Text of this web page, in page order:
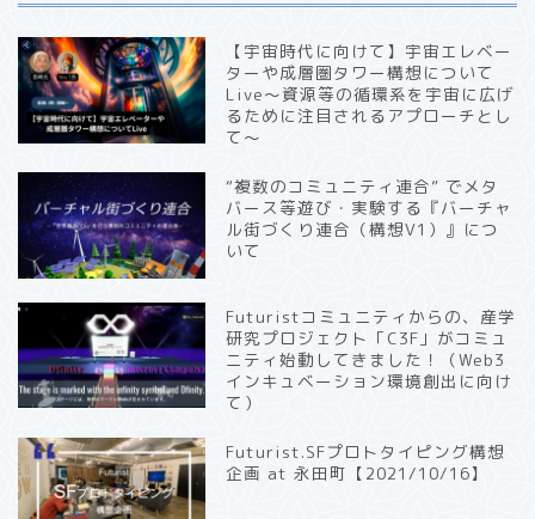
【宇宙時代に向けて】宇宙エレベー
ターや成層圏タワー構想について
Live〜資源等の循環系を宇宙に広げ
るために注目されるアプローチとし
て〜
“複数のコミュニティ連合” でメタ
バース等遊び・実験する『バーチャ
ル街づくり連合（構想V1）』につ
いて
Futuristコミュニティからの、産学
研究プロジェクト「C3F」がコミュ
ニティ始動してきました！（Web3
インキュベーション環境創出に向け
て）
Futurist.SFプロトタイピング構想
企画 at 永田町【2021/10/16】